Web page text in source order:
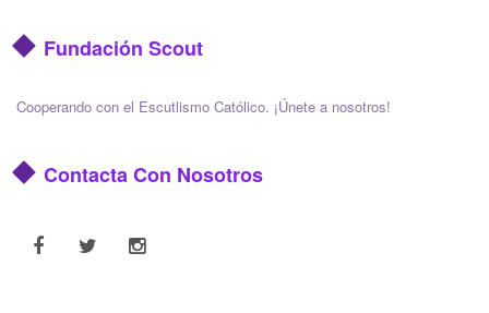
Fundación Scout
Cooperando con el Escutlismo Católico. ¡Únete a nosotros!
Contacta Con Nosotros